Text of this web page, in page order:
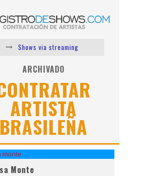
Shows via streaming
Lit Killah
Nicki Nicole
Duki
Vi Em
Los Ángeles Azules
ARCHIVADO
ARTISTA
BRASILEÑA
Monte